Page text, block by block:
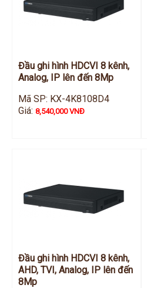
Đầu ghi hình HDCVI 8 kênh,
Analog, IP lên đến 8Mp
Mã SP: KX-4K8108D4
Giá: 8,540,000 VNĐ
Đầu ghi hình HDCVI 8 kênh,
AHD, TVI, Analog, IP lên đến
8Mp